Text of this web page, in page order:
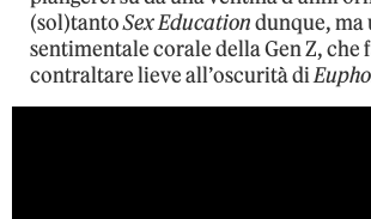
(sol)tantoSex Educationdunque, ma
sentimentale corale della Gen Z, che
contraltare lieve all’oscurità di